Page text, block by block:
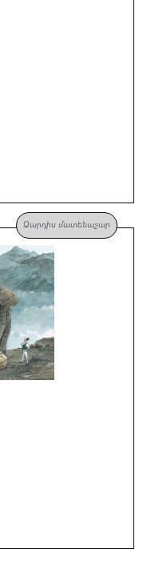
Զարդիս մատենաշար